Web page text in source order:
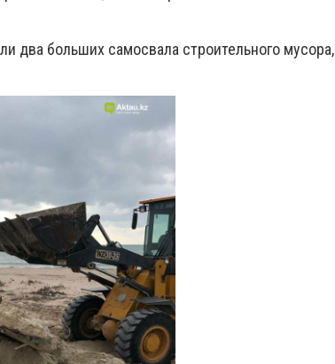
два больших самосвала строительного мусора,